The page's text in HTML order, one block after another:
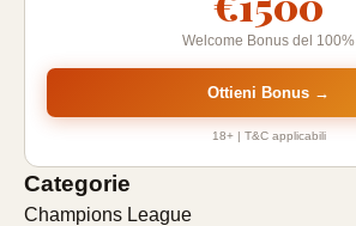
Welcome Bonus del 100%
Ottieni Bonus →
18+ | T&C applicabili
Categorie
Champions League